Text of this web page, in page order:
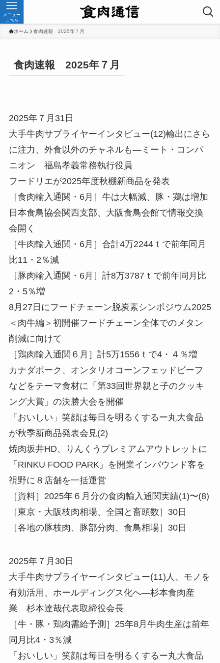
メニュー
こちら
ホーム 食肉速報 2025年７月
食肉速報 2025年７月
2025年７月31日
大手牛肉サプライヤーインタビュー(12)輸出にさら
に注力、外食以外のチャネルも—ミート・コンパ
ニオン 福島孝義常務執行役員
フードリエが2025年度秋棚新商品を発表
［食肉輸入通関・6月］牛は大幅減、豚・鶏は増加
日本食鳥協会関西支部、大阪食鳥会館で情報交換
会開く
［牛肉輸入通関・6月］合計4万2244ｔで前年同月
比11・2％減
［豚肉輸入通関・6月］計8万3787ｔで前年同月比
2・5％増
8月27日にフードチェーン脱炭素シンポジウム2025
＜肉牛編＞初開催フードチェーン全体でのメタン
削減に向けて
［鶏肉輸入通関６月］計5万1556ｔで4・４％増
カナダポーク、オンタリオコーンフェッドビーフ
などをテーマ食材に「第33回世界親と子のクッキ
ング大賞」の決勝大会を開催
「おいしい」笑顔は毎日を明るくするー丸大食品
が秋季新商品発表会見(2)
焼肉坂井HD、りんくうプレミアムアウトレットに
「RINKU FOOD PARK」を開業インバウンド客を
視野に８店舗を一括運営
［資料］2025年６月分の食肉輸入通関実績(1)〜(8)
［東京・大阪枝肉相場、全国と畜頭数］30日
［各地の豚枝肉、豚部分肉、食鳥相場］30日
2025年７月30日
大手牛肉サプライヤーインタビュー(11)人、モノを
有効活用、ホールディングス化へ—杉本食肉産
業 杉本達哉代表取締役会長
［牛・豚・鶏肉需給予測］25年8月牛肉生産は前年
同月比4・3％減
「おいしい」笑顔は毎日を明るくするー丸大食品